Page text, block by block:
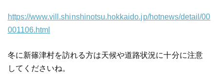
https://www.vill.shinshinotsu.hokkaido.jp/hotnews/detail/00
001106.html
冬に新篠津村を訪れる方は天候や道路状況に十分に注意
してくださいね。